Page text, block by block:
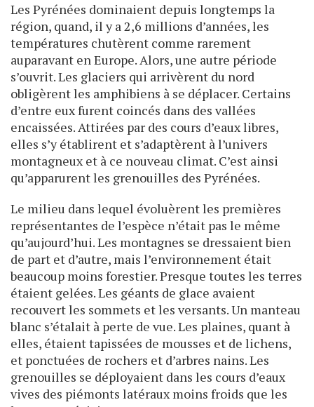
Les Pyrénées dominaient depuis longtemps la
région, quand, il y a 2,6 millions d’années, les
températures chutèrent comme rarement
auparavant en Europe. Alors, une autre période
s’ouvrit. Les glaciers qui arrivèrent du nord
obligèrent les amphibiens à se déplacer. Certains
d’entre eux furent coincés dans des vallées
encaissées. Attirées par des cours d’eaux libres,
elles s’y établirent et s’adaptèrent à l’univers
montagneux et à ce nouveau climat. C’est ainsi
qu’apparurent les grenouilles des Pyrénées.
Le milieu dans lequel évoluèrent les premières
représentantes de l’espèce n’était pas le même
qu’aujourd’hui. Les montagnes se dressaient bien
de part et d’autre, mais l’environnement était
beaucoup moins forestier. Presque toutes les terres
étaient gelées. Les géants de glace avaient
recouvert les sommets et les versants. Un manteau
blanc s’étalait à perte de vue. Les plaines, quant à
elles, étaient tapissées de mousses et de lichens,
et ponctuées de rochers et d’arbres nains. Les
grenouilles se déployaient dans les cours d’eaux
vives des piémonts latéraux moins froids que les